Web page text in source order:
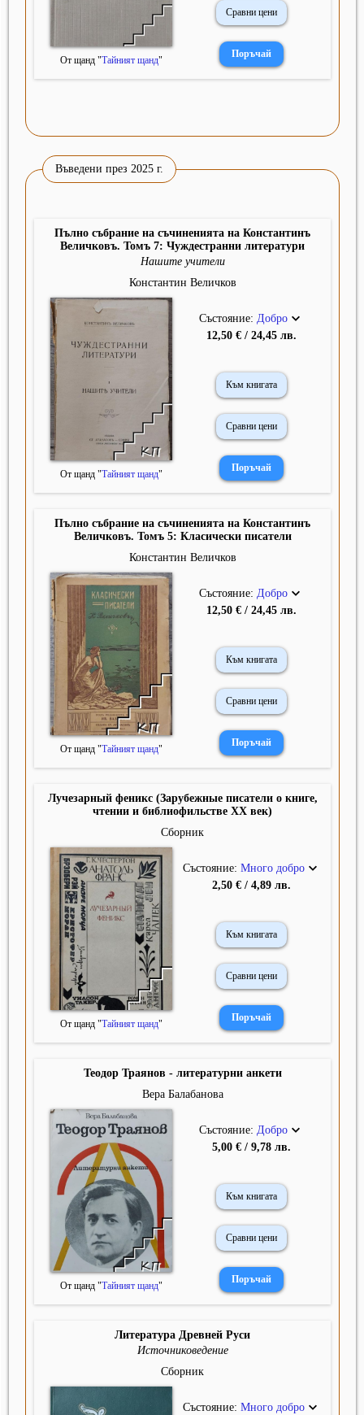
От щанд "Тайният щанд"
Сравни цени
Въведени през 2025 г.
Пълно събрание на съчиненията на Константинъ
Величковъ. Томъ 7: Чуждестранни литератури
Нашите учители
Константин Величков
От щанд "Тайният щанд"
Състояние: Добро
12,50 € / 24,45 лв.
Към книгата
Сравни цени
Пълно събрание на съчиненията на Константинъ
Величковъ. Томъ 5: Класически писатели
Константин Величков
От щанд "Тайният щанд"
Състояние: Добро
12,50 € / 24,45 лв.
Към книгата
Сравни цени
Лучезарный феникс (Зарубежные писатели о книге,
чтении и библиофильстве XX век)
Сборник
От щанд "Тайният щанд"
Състояние: Много добро
2,50 € / 4,89 лв.
Към книгата
Сравни цени
Теодор Траянов - литературни анкети
Вера Балабанова
От щанд "Тайният щанд"
Състояние: Добро
5,00 € / 9,78 лв.
Към книгата
Сравни цени
Литература Древней Руси
Источниковедение
Сборник
Състояние: Много добро